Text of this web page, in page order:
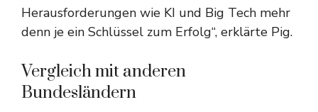
Herausforderungen wie KI und Big Tech mehr
denn je ein Schlüssel zum Erfolg“, erklärte Pig.
Vergleich mit anderen
Bundesländern